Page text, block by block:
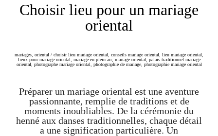
Choisir lieu pour un mariage
oriental
mariages oriental / choisir lieu mariage oriental conseils mariage oriental lieu mariage oriental
lieux pour mariage oriental
mariage en plein air, mariage oriental
palais traditionnel mariage
oriental
photographe mariage oriental photographie de mariage, photographie mariage oriental
Préparer un mariage oriental est une aventure
passionnante, remplie de traditions et de
moments inoubliables. De la cérémonie du
henné aux danses traditionnelles, chaque détail
a une signification particulière. Un